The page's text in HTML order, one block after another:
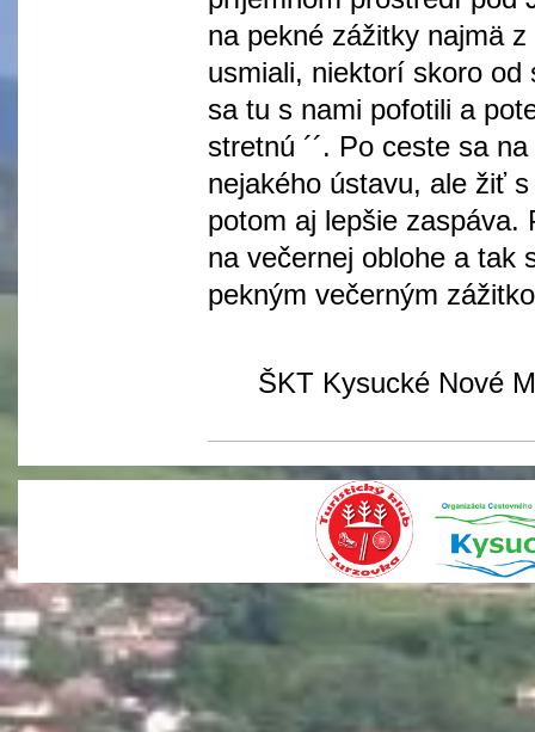
na pekné zážitky najmä
usmiali, niektorí skoro
sa tu s nami pofotili a
stretnú ´´. Po ceste sa
nejakého ústavu, ale žiť
potom aj lepšie zaspáva.
na večernej oblohe a tak
pekným večerným
ŠKT Kysucké Nové